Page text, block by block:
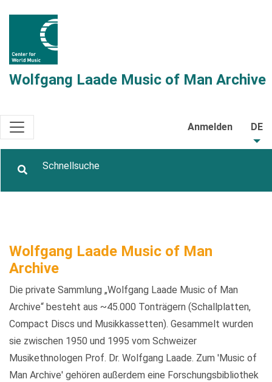
Wolfgang Laade Music of Man Archive
Anmelden DE
Wolfgang Laade Music of Man
Archive
Die private Sammlung „Wolfgang Laade Music of Man
Archive“ besteht aus ~45.000 Tonträgern (Schallplatten,
Compact Discs und Musikkassetten). Gesammelt wurden
sie zwischen 1950 und 1995 vom Schweizer
Musikethnologen Prof. Dr. Wolfgang Laade. Zum 'Music of
Man Archive' gehören außerdem eine Forschungsbibliothek